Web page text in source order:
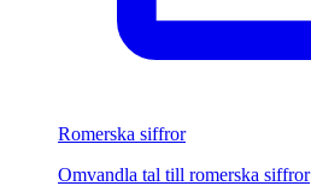
Romerska siffror
Omvandla tal till romerska siffror